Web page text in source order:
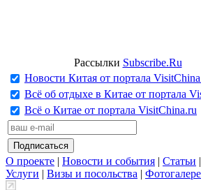
Рассылки Subscribe.Ru
Новости Китая от портала
Всё об отдыхе в Китае от портала
Всё о Китае от портала VisitChina.ru
О проекте | Новости и события | Статьи |
Услуги | Визы и посольства |